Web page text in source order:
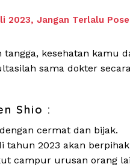
2023, Jangan Terlalu
kesehatan kamu
sama dokter
Shio :
cermat dan bijak.
tahun 2023 akan
campur urusan orang